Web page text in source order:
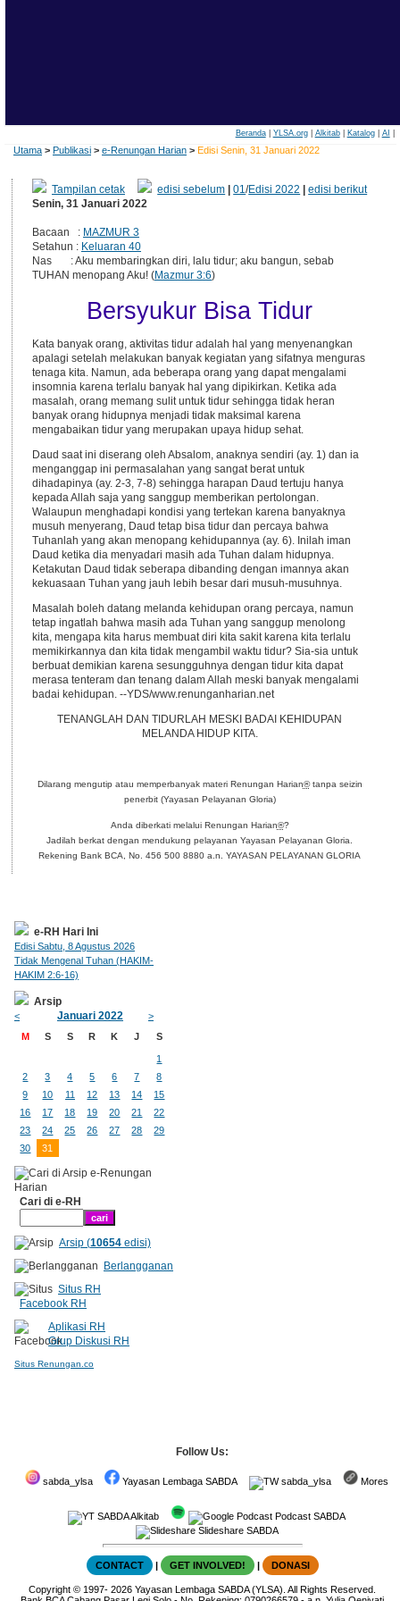
Beranda| YLSA.org| Alkitab| Katalog| AI
Utama > Publikasi > e-Renungan Harian > Edisi Senin, 31 Januari 2022
Tampilan cetak edisi sebelum |01/Edisi 2022 |edisi berikut
Senin, 31 Januari 2022
Bacaan : MAZMUR 3
Setahun : Keluaran 40
Nas : Aku membaringkan diri, lalu tidur; aku bangun, sebab
TUHAN menopang Aku! (Mazmur 3:6)
Bersyukur Bisa Tidur
Kata banyak orang, aktivitas tidur adalah hal yang menyenangkan
apalagi setelah melakukan banyak kegiatan yang sifatnya menguras
tenaga kita. Namun, ada beberapa orang yang dapat mengalami
insomnia karena terlalu banyak hal yang dipikirkan. Ketika ada
masalah, orang memang sulit untuk tidur sehingga tidak heran
banyak orang hidupnya menjadi tidak maksimal karena
mengabaikan tidur yang merupakan upaya hidup sehat.
Daud saat ini diserang oleh Absalom, anaknya sendiri (ay. 1) dan ia
menganggap ini permasalahan yang sangat berat untuk
dihadapinya (ay. 2-3, 7-8) sehingga harapan Daud tertuju hanya
kepada Allah saja yang sanggup memberikan pertolongan.
Walaupun menghadapi kondisi yang tertekan karena banyaknya
musuh menyerang, Daud tetap bisa tidur dan percaya bahwa
Tuhanlah yang akan menopang kehidupannya (ay. 6). Inilah iman
Daud ketika dia menyadari masih ada Tuhan dalam hidupnya.
Ketakutan Daud tidak seberapa dibanding dengan imannya akan
kekuasaan Tuhan yang jauh lebih besar dari musuh-musuhnya.
Masalah boleh datang melanda kehidupan orang percaya, namun
tetap ingatlah bahwa masih ada Tuhan yang sanggup menolong
kita, mengapa kita harus membuat diri kita sakit karena kita terlalu
memikirkannya dan kita tidak mengambil waktu tidur? Sia-sia untuk
berbuat demikian karena sesungguhnya dengan tidur kita dapat
merasa tenteram dan tenang dalam Allah meski banyak mengalami
badai kehidupan. --YDS/www.renunganharian.net
TENANGLAH DAN TIDURLAH MESKI BADAI KEHIDUPAN
MELANDA HIDUP KITA.
Dilarang mengutip atau memperbanyak materi Renungan Harian®tanpa seizin
penerbit (Yayasan Pelayanan Gloria)
Anda diberkati melalui Renungan Harian®?
Jadilah berkat dengan mendukung pelayanan Yayasan Pelayanan Gloria.
Rekening Bank BCA, No. 456 500 8880 a.n. YAYASAN PELAYANAN GLORIA
e-RH Hari Ini
Edisi Sabtu, 8 Agustus 2026
Tidak Mengenal Tuhan (HAKIM-
HAKIM 2:6-16)
Arsip
< Januari 2022
>
M
S S R K J S
1
2
3 4 5 6 7
8
9
10 11 12 13 14
15
16
17 18 19 20 21
22
23
24 25 26 27 28
29
30
31
Cari di e-RH
Arsip (10654edisi)
Berlangganan
Situs RH
Facebook RH
Aplikasi RH
Grup Diskusi RH
Situs Renungan.co
Follow Us:
sabda_ylsa Yayasan Lembaga SABDA sabda_ylsa Mores
SABDA Alkitab
Podcast SABDA
Slideshare SABDA
CONTACT | GET INVOLVED! | DONASI
Copyright © 1997-2026Yayasan Lembaga SABDA (YLSA). All Rights Reserved.